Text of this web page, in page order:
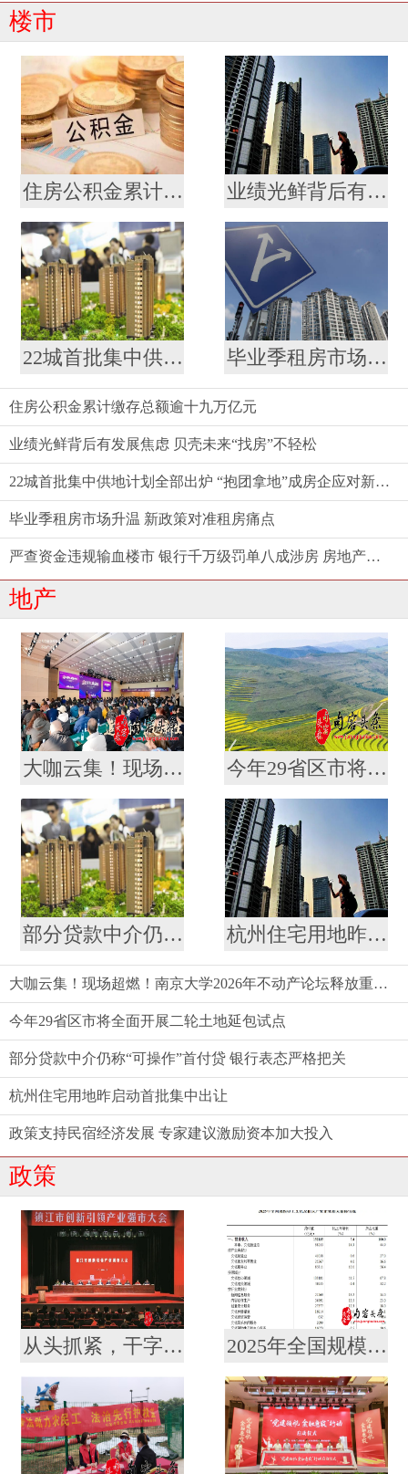
楼市
住房公积金累计缴存总额逾十九万亿元 业绩光鲜背后有发展焦虑 贝壳未来“找房”不轻松
22城首批集中供地计划全部出炉 “抱团拿地”成房企应对新策略 毕业季租房市场升温 新政策对准租房痛点
住房公积金累计缴存总额逾十九万亿元
业绩光鲜背后有发展焦虑 贝壳未来“找房”不轻松
22城首批集中供地计划全部出炉 “抱团拿地”成房企应对新策略
毕业季租房市场升温 新政策对准租房痛点
严查资金违规输血楼市 银行千万级罚单八成涉房 房地产金融强监管态势延续
地产
大咖云集！现场超燃！南京大学2026年不动产论坛释放重磅信号 今年29省区市将全面开展二轮土地延包试点
部分贷款中介仍称“可操作”首付贷 银行表态严格把关 杭州住宅用地昨启动首批集中出让
大咖云集！现场超燃！南京大学2026年不动产论坛释放重磅信号
今年29省区市将全面开展二轮土地延包试点
部分贷款中介仍称“可操作”首付贷 银行表态严格把关
杭州住宅用地昨启动首批集中出让
政策支持民宿经济发展 专家建议激励资本加大投入
政策
从头抓紧，干字当头！镇江召开创新引领产业强市大会暨要素市场化配置综合改革推进会 2025年全国规模以上文化及相关产业企业营业收入增长7.4%